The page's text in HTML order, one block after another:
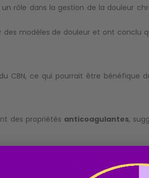
rôle dans la gestion de la douleur
modèles de douleur et ont conclu
du CBN, ce qui pourrait être bénéfique
des propriétés anticoagulantes,